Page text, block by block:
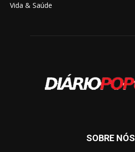
Vida & Saúde
SOBRE NÓS